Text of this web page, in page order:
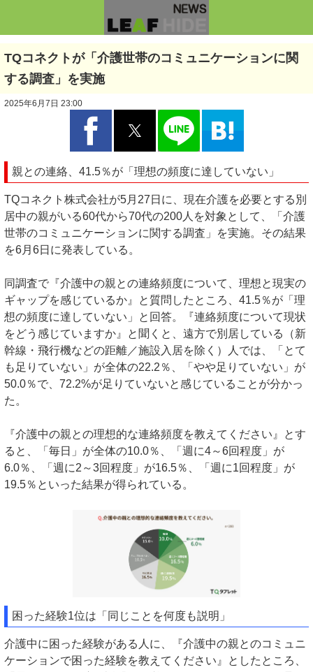
TQコネクトが「介護世帯のコミュニケーションに関
する調査」を実施
2025年6月7日 23:00
親との連絡、41.5％が「理想の頻度に達していない」
TQコネクト株式会社が5月27日に、現在介護を必要とする別
居中の親がいる60代から70代の200人を対象として、「介護
世帯のコミュニケーションに関する調査」を実施。その結果
を6月6日に発表している。
同調査で『介護中の親との連絡頻度について、理想と現実の
ギャップを感じているか』と質問したところ、41.5％が「理
想の頻度に達していない」と回答。『連絡頻度について現状
をどう感じていますか』と聞くと、遠方で別居している（新
幹線・飛行機などの距離／施設入居を除く）人では、「とて
も足りていない」が全体の22.2％、「やや足りていない」が
50.0％で、72.2%が足りていないと感じていることが分かっ
た。
『介護中の親との理想的な連絡頻度を教えてください』とす
ると、「毎日」が全体の10.0％、「週に4～6回程度」が
6.0％、「週に2～3回程度」が16.5％、「週に1回程度」が
19.5％といった結果が得られている。
困った経験1位は「同じことを何度も説明」
介護中に困った経験がある人に、『介護中の親とのコミュニ
ケーションで困った経験を教えてください』としたところ、